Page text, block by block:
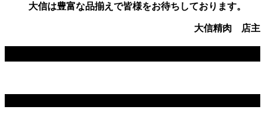
大信は豊富な品揃えで皆様をお待ちしております。
大信精肉 店主